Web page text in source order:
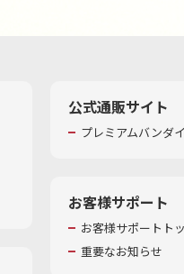
公式通販サイト
プレミアムバンダイ
お客様サポート
お客様サポートト
重要なお知らせ